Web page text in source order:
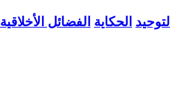
التوحيد الحكاية الفضائل الأخلاقية